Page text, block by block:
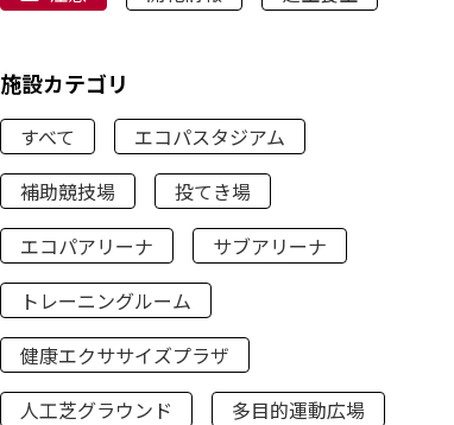
施設カテゴリ
すべて
エコパスタジアム
補助競技場
投てき場
エコパアリーナ
サブアリーナ
トレーニングルーム
健康エクササイズプラザ
人工芝グラウンド
多目的運動広場